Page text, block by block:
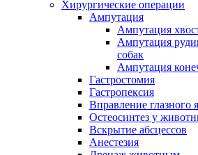
Хирургические операции
Ампутация
Ампутация
Ампутация
собак
Ампутация
Гастростомия
Гастропексия
Вправление глазного
Остеосинтез у
Вскрытие абсцессов
Анестезия